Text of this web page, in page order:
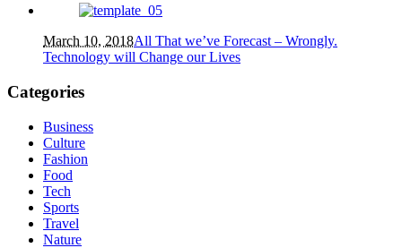
March 10, 2018All That we’ve Forecast – Wrongly.
Technology will Change our Lives
Categories
Business
Culture
Fashion
Food
Tech
Sports
Travel
Nature